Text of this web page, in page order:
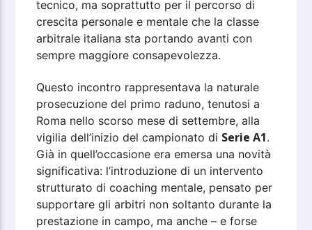
tecnico, ma soprattutto per il percorso di
crescita personale e mentale che la classe
arbitrale italiana sta portando avanti con
sempre maggiore consapevolezza.
Questo incontro rappresentava la naturale
prosecuzione del primo raduno, tenutosi a
Roma nello scorso mese di settembre, alla
vigilia dell’inizio del campionato di Serie A1.
Già in quell’occasione era emersa una novità
significativa: l’introduzione di un intervento
strutturato di coaching mentale, pensato per
supportare gli arbitri non soltanto durante la
prestazione in campo, ma anche – e forse